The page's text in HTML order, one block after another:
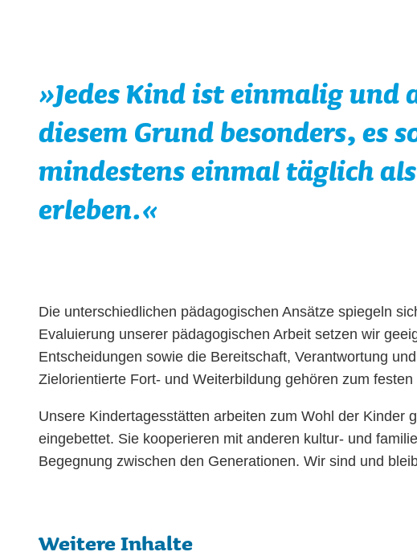
»Jedes Kind ist einmalig und
diesem Grund besonders,es
mindestens einmal täglich
erleben.«
Die unterschiedlichen pädagogischen Ansätze spiegeln
Evaluierung unserer pädagogischen Arbeit setzen wir
Entscheidungen sowie die Bereitschaft, Verantwortung
Zielorientierte Fort- und Weiterbildung gehören zum
Unsere Kindertagesstätten arbeiten zum Wohl der Kinder
eingebettet. Sie kooperieren mit anderen kultur- und
Begegnung zwischen den Generationen. Wir sind und
Weitere Inhalte